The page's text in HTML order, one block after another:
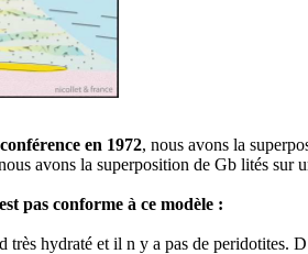
en 1972, nous avons la
avons la superposition de Gb lités sur
pas conforme à ce modèle :
très hydraté et il n y a pas de peridotites.